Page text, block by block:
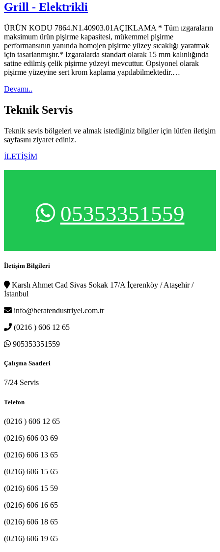
Grill - Elektrikli
ÜRÜN KODU 7864.N1.40903.01AÇIKLAMA * Tüm ızgaraların
maksimum ürün pişirme kapasitesi, mükemmel pişirme
performansının yanında homojen pişirme yüzey sıcaklığı yaratmak
için tasarlanmıştır.* Izgaralarda standart olarak 15 mm kalınlığında
satine edilmiş çelik pişirme yüzeyi mevcuttur. Opsiyonel olarak
pişirme yüzeyine sert krom kaplama yapılabilmektedir.…
Devamı..
Teknik Servis
Teknik sevis bölgeleri ve almak istediğiniz bilgiler için lütfen iletişim
sayfasını ziyaret ediniz.
İLETİŞİM
05353351559
İletişim Bilgileri
Karslı Ahmet Cad Sivas Sokak 17/A İçerenköy / Ataşehir /
İstanbul
info@beratendustriyel.com.tr
(0216 ) 606 12 65
905353351559
Çalışma Saatleri
7/24 Servis
Telefon
(0216 ) 606 12 65
(0216) 606 03 69
(0216) 606 13 65
(0216) 606 15 65
(0216) 606 15 59
(0216) 606 16 65
(0216) 606 18 65
(0216) 606 19 65